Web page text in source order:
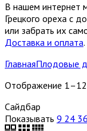
В нашем интернет
Грецкого ореха с
или забрать их
Доставка и оплата.
ГлавнаяПлодовые
Отображение 1–12
Сайдбар
Показывать 9 24 36